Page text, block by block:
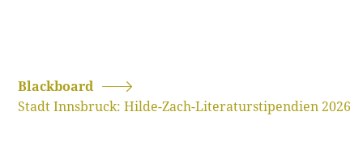
Blackboard
Stadt Innsbruck: Hilde-Zach-Literaturstipendien 2026
Projekte